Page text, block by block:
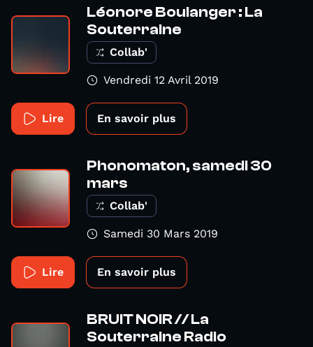
Léonore Boulanger : La
Souterraine
Collab'
Vendredi 12 Avril 2019
Lire En savoir plus
Phonomaton, samedi 30
mars
Collab'
Samedi 30 Mars 2019
Lire En savoir plus
BRUIT NOIR // La
Souterraine Radio